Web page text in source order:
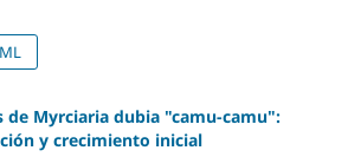
de Myrciaria dubia "camu-camu":
y crecimiento inicial